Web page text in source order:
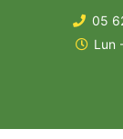
05
Lun